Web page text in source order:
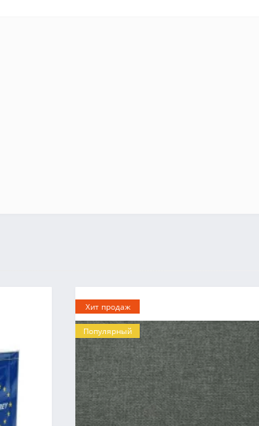
Хит продаж
Популярный